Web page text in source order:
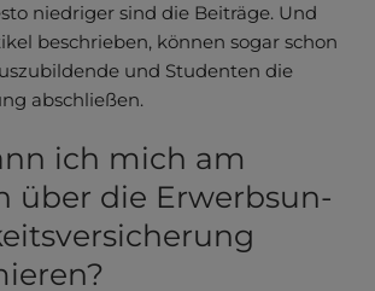
niedriger sind die Beiträge. Und
beschrieben, können sogar schon
und Studenten die
abschließen.
ich mich am
über die Erwerbsun­